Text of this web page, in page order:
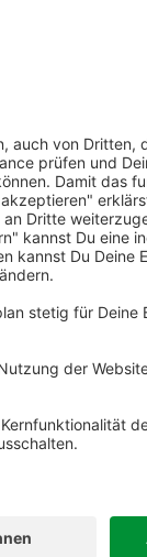
die weitere
ein
kann. Die
erfüllt die
in den Prozess
in den
werden.
(DMS), wie es
Vorteil
technische